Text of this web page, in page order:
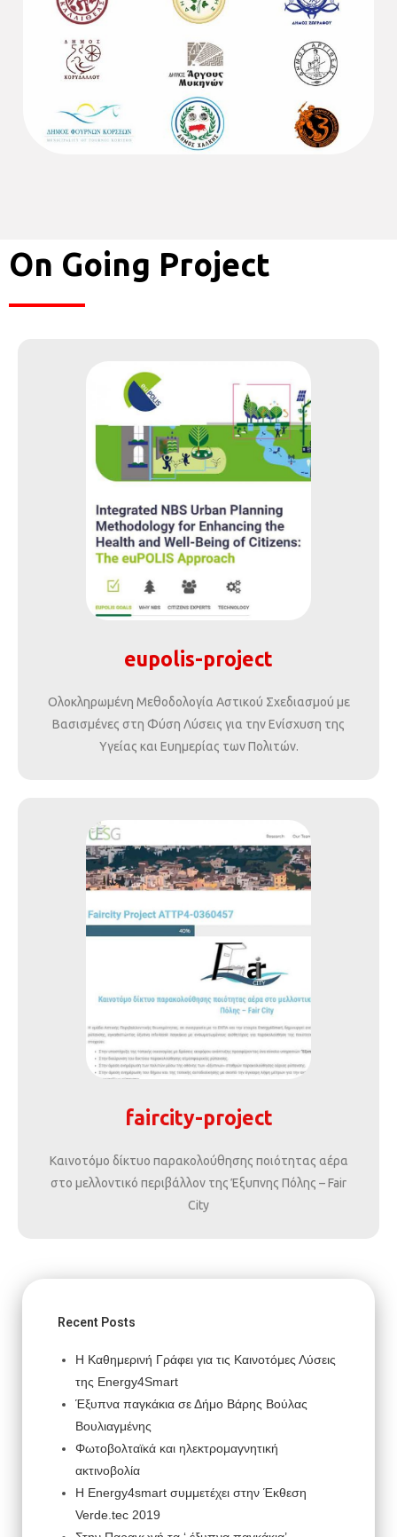
On Going Project
eupolis-project
Ολοκληρωμένη Μεθοδολογία Αστικού Σχεδιασμού με
Βασισμένες στη Φύση Λύσεις για την Ενίσχυση της
Υγείας και Ευημερίας των Πολιτών.
faircity-project
Καινοτόμο δίκτυο παρακολούθησης ποιότητας αέρα
στο μελλοντικό περιβάλλον της Έξυπνης Πόλης – Fair
City
Recent Posts
Η Καθημερινή Γράφει για τις Καινοτόμες Λύσεις
της Energy4Smart
Έξυπνα παγκάκια σε Δήμο Βάρης Βούλας
Βουλιαγμένης
Φωτοβολταϊκά και ηλεκτρομαγνητική
ακτινοβολία
H Energy4smart συμμετέχει στην Έκθεση
Verde.tec 2019